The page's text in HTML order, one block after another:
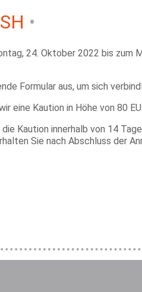
24. Oktober 2022 bis zum
Formular aus, um sich
eine Kaution in Höhe von 80
Kaution innerhalb von 14
Sie nach Abschluss der